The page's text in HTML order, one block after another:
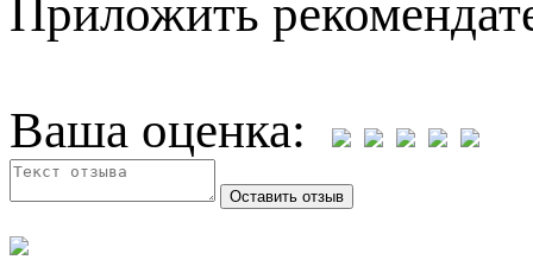
Приложить
Ваша оценка: